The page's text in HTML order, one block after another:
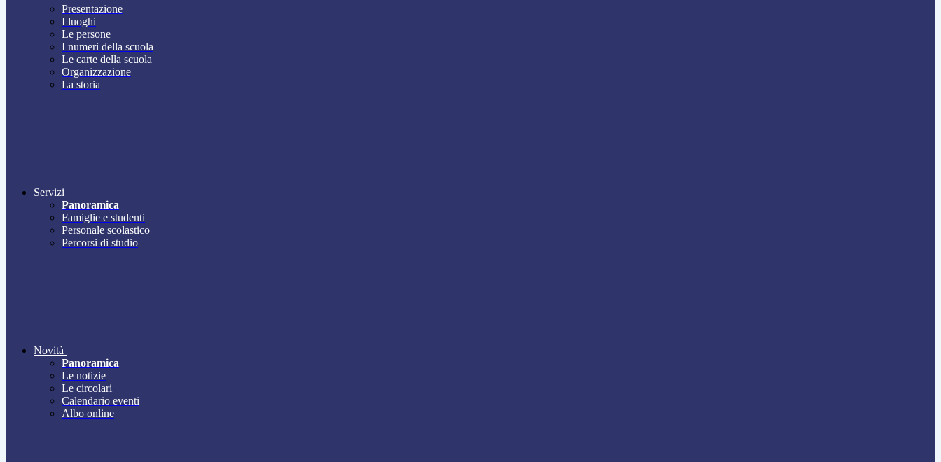
Presentazione
I luoghi
Le persone
I numeri della scuola
Le carte della scuola
Organizzazione
La storia
Servizi
Panoramica
Famiglie e studenti
Personale scolastico
Percorsi di studio
Novità
Panoramica
Le notizie
Le circolari
Calendario eventi
Albo online